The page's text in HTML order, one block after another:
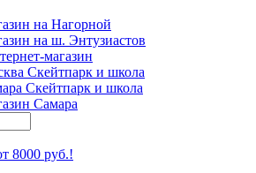
на Нагорной
на ш. Энтузиастов
магазин
Скейтпарк и школа
Скейтпарк и школа
Самара
8000 руб.!